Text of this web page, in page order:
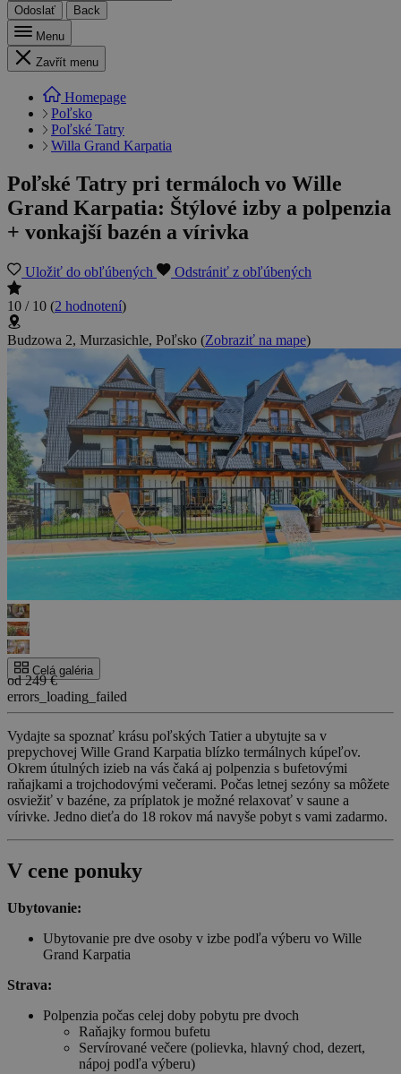
Odoslať
Back
Menu
Zavřít menu
Homepage
Poľsko
Poľské Tatry
Willa Grand Karpatia
Poľské Tatry pri termáloch vo Wille
Grand Karpatia: Štýlové izby a polpenzia
+ vonkajší bazén a vírivka
Uložiť do obľúbených Odstrániť z obľúbených
10 / 10 (2 hodnotení)
Budzowa 2, Murzasichle, Poľsko (Zobraziť na mape)
Celá galéria
od 249 €
errors_loading_failed
Vydajte sa spoznať krásu poľských Tatier a ubytujte sa v
prepychovej Wille Grand Karpatia blízko termálnych kúpeľov.
Okrem útulných izieb na vás čaká aj polpenzia s bufetovými
raňajkami a trojchodovými večerami. Počas letnej sezóny sa môžete
osviežiť v bazéne, za príplatok je možné relaxovať v saune a
vírivke. Jedno dieťa do 18 rokov má navyše pobyt s vami zadarmo.
V cene ponuky
Ubytovanie:
Ubytovanie pre dve osoby v izbe podľa výberu vo Wille
Grand Karpatia
Strava:
Polpenzia počas celej doby pobytu pre dvoch
Raňajky formou bufetu
Servírované večere (polievka, hlavný chod, dezert,
nápoj podľa výberu)